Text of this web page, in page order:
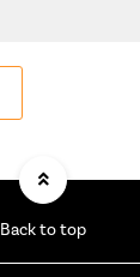
Back to top